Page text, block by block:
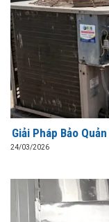
Giải Pháp Bảo
24/03/2026